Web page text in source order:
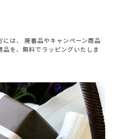
には、 廃番品やキャンペーン商品
品を、無料でラッピングいたしま